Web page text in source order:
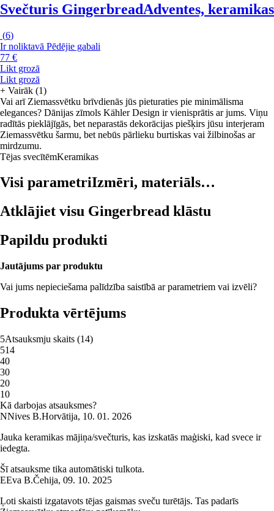
Svečturis GingerbreadAdventes, keramikas
(6)
Ir noliktavā Pēdējie gabali
77 €
Likt grozā
Likt grozā
+ Vairāk (1)
Vai arī Ziemassvētku brīvdienās jūs pieturaties pie minimālisma
elegances? Dānijas zīmols Kähler Design ir vienisprātis ar jums. Viņu
radītās pieklājīgās, bet neparastās dekorācijas piešķirs jūsu interjeram
Ziemassvētku šarmu, bet nebūs pārlieku burtiskas vai žilbinošas ar
mirdzumu.
Tējas svecītēmKeramikas
Visi parametriIzmēri, materiāls…
Atklājiet visu Gingerbread klāstu
Papildu produkti
Jautājums par produktu
Vai jums nepieciešama palīdzība saistībā ar parametriem vai izvēli?
Produkta vērtējums
5Atsauksmju skaits (14)
514
40
30
20
10
Kā darbojas atsauksmes?
NNives B.Horvātija, 10. 01. 2026
Jauka keramikas mājiņa/svečturis, kas izskatās maģiski, kad svece ir
iedegta.
Šī atsauksme tika automātiski tulkota.
EEva B.Čehija, 09. 10. 2025
Ļoti skaisti izgatavots tējas gaismas sveču turētājs. Tas padarīs